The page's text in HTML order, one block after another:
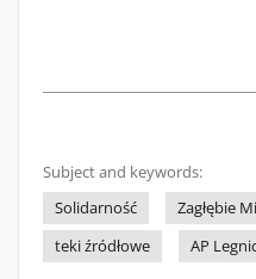
Subject and keywords:
Solidarność
Zagłębie
teki źródłowe
AP